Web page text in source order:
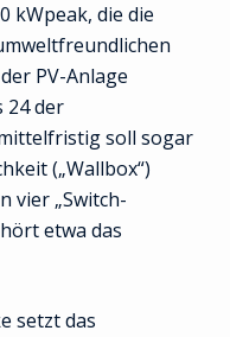
kWpeak, die die
PV-Anlage
24 der
soll sogar
(„Wallbox“)
vier „Switch-
etwa das
setzt das